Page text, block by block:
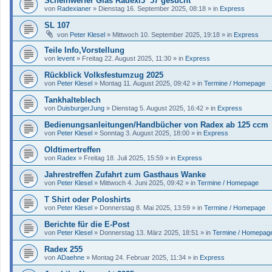
von Radexianer » Dienstag 16. September 2025, 08:18 » in Express
SL 107
von Peter Klesel » Mittwoch 10. September 2025, 19:18 » in Express
Teile Info,Vorstellung
von levent » Freitag 22. August 2025, 11:30 » in Express
Rückblick Volksfestumzug 2025
von Peter Klesel » Montag 11. August 2025, 09:42 » in Termine / Homepage
Tankhalteblech
von DuisburgerJung » Dienstag 5. August 2025, 16:42 » in Express
Bedienungsanleitungen/Handbücher von Radex ab 125 ccm
von Peter Klesel » Sonntag 3. August 2025, 18:00 » in Express
Oldtimertreffen
von Radex » Freitag 18. Juli 2025, 15:59 » in Express
Jahrestreffen Zufahrt zum Gasthaus Wanke
von Peter Klesel » Mittwoch 4. Juni 2025, 09:42 » in Termine / Homepage
T Shirt oder Poloshirts
von Peter Klesel » Donnerstag 8. Mai 2025, 13:59 » in Termine / Homepage
Berichte für die E-Post
von Peter Klesel » Donnerstag 13. März 2025, 18:51 » in Termine /
Radex 255
von ADaehne » Montag 24. Februar 2025, 11:34 » in Express